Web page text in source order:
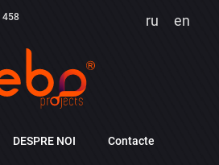
458 ru en
DESPRE NOI Contacte